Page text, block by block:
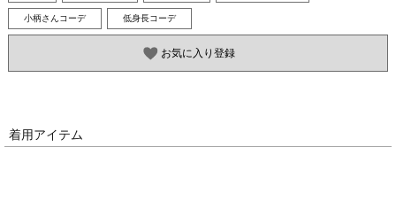
小柄さんコーデ 低身長コーデ
お気に入り登録
着用アイテム